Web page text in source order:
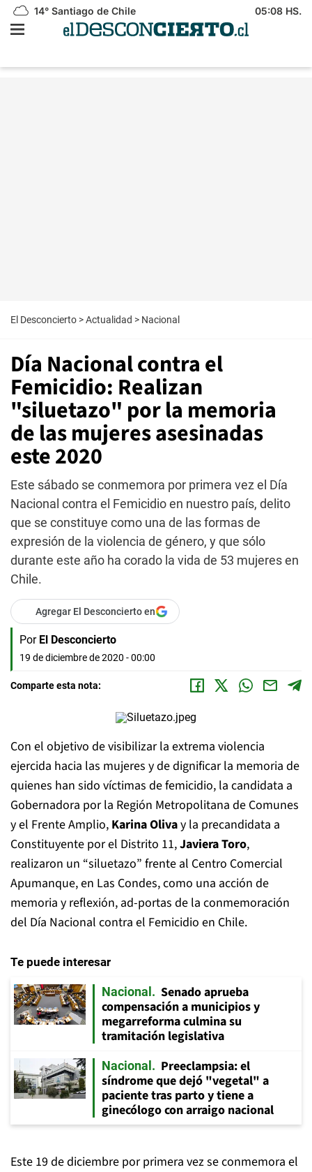
14° Santiago de Chile 05:08 HS.
El Desconcierto >Actualidad > Nacional
Día Nacional contra el
Femicidio: Realizan
"siluetazo" por la memoria
de las mujeres asesinadas
este 2020
Este sábado se conmemora por primera vez el Día
Nacional contra el Femicidio en nuestro país, delito
que se constituye como una de las formas de
expresión de la violencia de género, y que sólo
durante este año ha corado la vida de 53 mujeres en
Chile.
Agregar El Desconcierto en
Por El Desconcierto
19 de diciembre de 2020 - 00:00
Comparte esta nota:
Con el objetivo de visibilizar la extrema violencia
ejercida hacia las mujeres y de dignificar la memoria de
quienes han sido víctimas de femicidio, la candidata a
Gobernadora por la Región Metropolitana de Comunes
y el Frente Amplio, Karina Olivay la precandidata a
Constituyente por el Distrito 11,Javiera Toro,
realizaron un “siluetazo” frente al Centro Comercial
Apumanque, en Las Condes, como una acción de
memoria y reflexión, ad-portas de la conmemoración
del Día Nacional contra el Femicidio en Chile.
Te puede interesar
Nacional
Senado aprueba
compensación a municipios y
megarreforma culmina su
tramitación legislativa
Nacional
Preeclampsia: el
síndrome que dejó "vegetal" a
paciente tras parto y tiene a
ginecólogo con arraigo nacional
Este 19 de diciembre por primera vez se conmemora el